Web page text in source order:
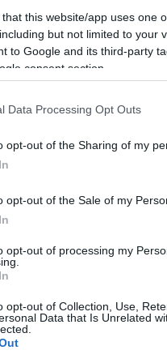
that this website/app uses one
but not limited to your
to Google and its third-party
consent section.
Data Processing Opt Outs
opt-out of the Sharing of my
opt-out of the Sale of my
opt-out of processing my
opt-out of Collection, Use,
Data that Is Unrelated
tájékoztatóban.
be